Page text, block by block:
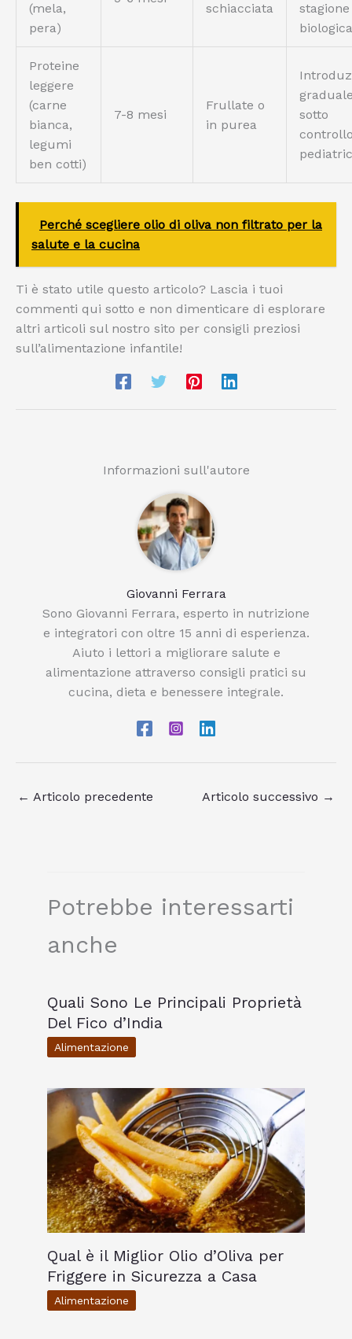
(mela,
pera)
schiacciata
biologica
Proteine
leggere
(carne
bianca,
legumi
ben cotti)
7-8 mesi
Frullate o
in purea
sotto
Perché scegliere olio di oliva non filtrato per la
salute e la cucina
Ti è stato utile questo articolo? Lascia i tuoi
commenti qui sotto e non dimenticare di esplorare
altri articoli sul nostro sito per consigli preziosi
sull’alimentazione infantile!
Informazioni sull'autore
Giovanni Ferrara
Sono Giovanni Ferrara, esperto in nutrizione
e integratori con oltre 15 anni di esperienza.
Aiuto i lettori a migliorare salute e
alimentazione attraverso consigli pratici su
cucina, dieta e benessere integrale.
← Articolo precedente Articolo successivo →
Potrebbe interessarti
anche
Quali Sono Le Principali Proprietà
Del Fico d’India
Alimentazione
Qual è il Miglior Olio d’Oliva per
Friggere in Sicurezza a Casa
Alimentazione